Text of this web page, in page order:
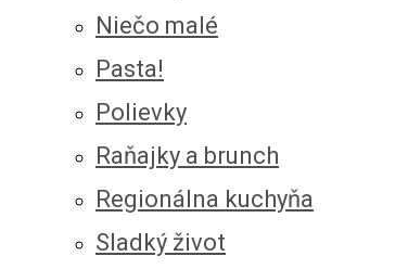
Niečo malé
Pasta!
Polievky
Raňajky a brunch
Regionálna kuchyňa
Sladký život